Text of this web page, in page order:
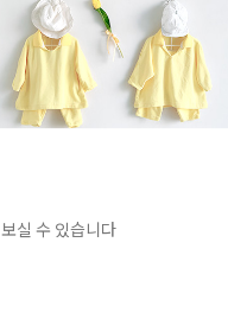
실 수 있습니다